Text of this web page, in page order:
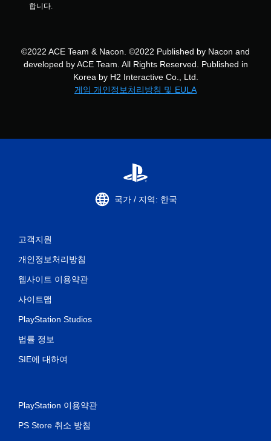
합니다.
©2022 ACE Team & Nacon. ©2022 Published by Nacon and
developed by ACE Team. All Rights Reserved. Published in
Korea by H2 Interactive Co., Ltd.
게임 개인정보처리방침 및 EULA
국가 / 지역: 한국
고객지원
개인정보처리방침
웹사이트 이용약관
사이트맵
PlayStation Studios
법률 정보
SIE에 대하여
PlayStation 이용약관
PS Store 취소 방침